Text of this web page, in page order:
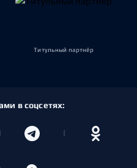
Титульный партнёр
в соцсетях: